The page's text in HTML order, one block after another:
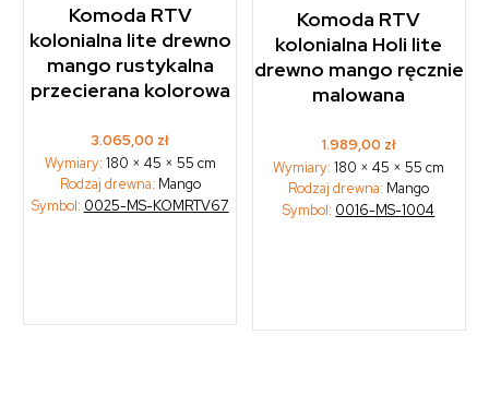
Komoda RTV
kolonialna lite drewno
mango rustykalna
przecierana kolorowa
3.065,00 zł
Wymiary: 180 × 45 × 55 cm
Rodzaj drewna: Mango
Symbol: 0025-MS-KOMRTV67
Komoda RTV
kolonialna Holi lite
drewno mango ręcznie
malowana
1.989,00 zł
Wymiary:180 × 45 × 55 cm
Rodzaj drewna: Mango
Symbol: 0016-MS-1004